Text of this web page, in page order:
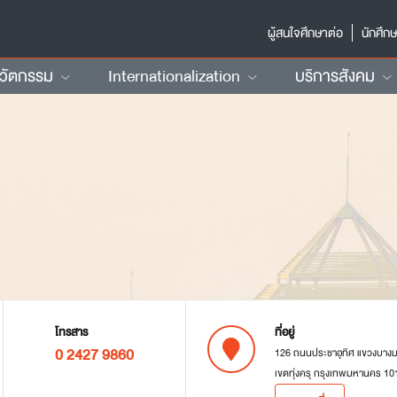
ผู้สนใจศึกษาต่อ นักศึก
ตกรรม Internationalization บริการสังคม
โทรสาร
0 2427 9860
ที่อยู่
126 ถนนประชาอุทิศ แขวงบาง
เขตทุ่งครุ กรุงเทพมหานคร